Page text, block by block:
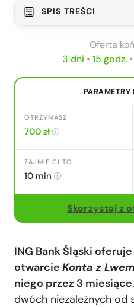
SPIS TREŚCI
Konto z Lwem
Nasza recenzja
Jak skorzystać z
Część 1 –
Część 2 – co
Pytania i odpowiedzi
Dodaj komentarz
Oferta
3 dni• 15 godz.•
PARAMETRY
OTRZYMASZ
700 zł
ZAJMIE CI TO
10 min
Skorzystaj z
ING Bank Śląski
otwarcie Konta z
niego przez 3 miesiące
dwóch niezależnych od